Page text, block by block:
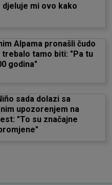
djeluje mi ovo kako
Alpama pronašli čudo
trebalo tamo biti: "Pa tu
godina"
sada dolazi sa
upozorenjem na
"To su značajne